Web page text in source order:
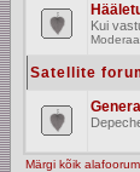
Kui
Satellite
Märgi kõik